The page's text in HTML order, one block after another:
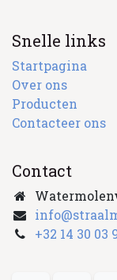
Snelle links
Startpagina
Over ons
Producten
Contacteer ons
Contact
+32 14 30 03